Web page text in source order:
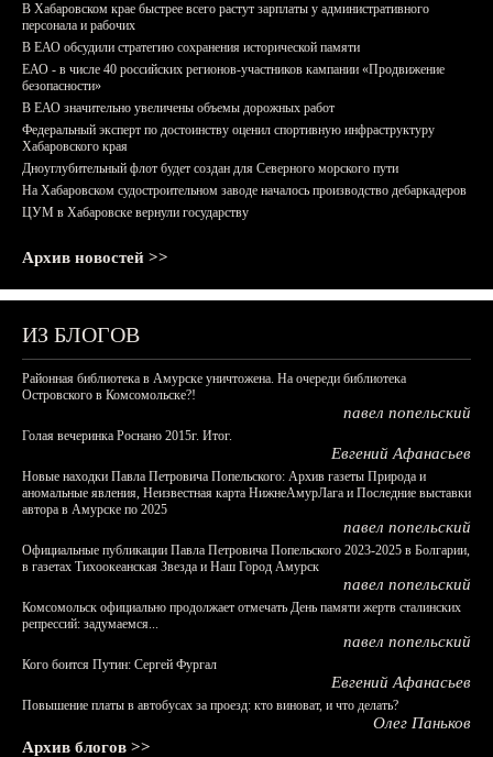
В Хабаровском крае быстрее всего растут зарплаты у административного
персонала и рабочих
В ЕАО обсудили стратегию сохранения исторической памяти
ЕАО - в числе 40 российских регионов-участников кампании «Продвижение
безопасности»
В ЕАО значительно увеличены объемы дорожных работ
Федеральный эксперт по достоинству оценил спортивную инфраструктуру
Хабаровского края
Дноуглубительный флот будет создан для Северного морского пути
На Хабаровском судостроительном заводе началось производство дебаркадеров
ЦУМ в Хабаровске вернули государству
Архив новостей >>
ИЗ БЛОГОВ
Районная библиотека в Амурске уничтожена. На очереди библиотека
Островского в Комсомольске?!
павел попельский
Голая вечеринка Роснано 2015г. Итог.
Евгений Афанасьев
Новые находки Павла Петровича Попельского: Архив газеты Природа и
аномальные явления, Неизвестная карта НижнеАмурЛага и Последние выставки
автора в Амурске по 2025
павел попельский
Официальные публикации Павла Петровича Попельского 2023-2025 в Болгарии,
в газетах Тихоокеанская Звезда и Наш Город Амурск
павел попельский
Комсомольск официально продолжает отмечать День памяти жертв сталинских
репрессий: задумаемся...
павел попельский
Кого боится Путин: Сергей Фургал
Евгений Афанасьев
Повышение платы в автобусах за проезд: кто виноват, и что делать?
Олег Паньков
Архив блогов >>